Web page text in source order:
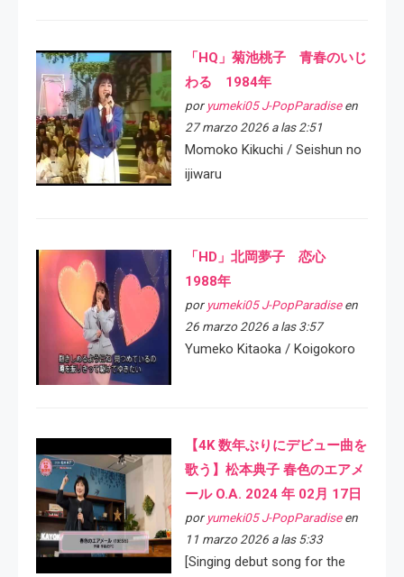
「HQ」菊池桃子 青春のいじ
わる 1984年
por yumeki05 J-PopParadiseen
27 marzo 2026 a las 2:51
Momoko Kikuchi / Seishun no
ijiwaru
「HD」北岡夢子 恋心
1988年
por yumeki05 J-PopParadiseen
26 marzo 2026 a las 3:57
Yumeko Kitaoka / Koigokoro
【4K 数年ぶりにデビュー曲を
歌う】松本典子 春色のエアメ
ール O.A. 2024 年 02月 17日
por yumeki05 J-PopParadiseen
11 marzo 2026 a las 5:33
[Singing debut song for the